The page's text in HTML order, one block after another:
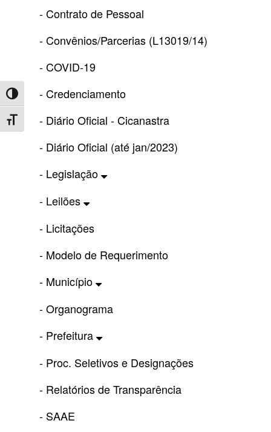
Toggle High Contrast
Toggle Font size
- Contrato de Pessoal
- Convênios/Parcerias (L13019/14)
- COVID-19
- Credenciamento
- Diário Oficial - Cicanastra
- Diário Oficial (até jan/2023)
- Legislação
- Leilões
- Licitações
- Modelo de Requerimento
- Município
- Organograma
- Prefeitura
- Proc. Seletivos e Designações
- Relatórios de Transparência
- SAAE